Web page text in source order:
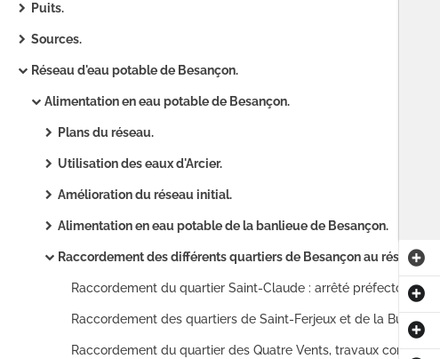
Puits.
Sources.
Réseau d'eau potable de Besançon.
Alimentation en eau potable de Besançon.
Plans du réseau.
Utilisation des eaux d'Arcier.
Amélioration du réseau initial.
Alimentation en eau potable de la banlieue de Besançon.
Raccordement des différents quartiers de Besançon au réseau d'eau potable.
Raccordement du quartier Saint-Claude : arrêté préfectoral, délibérations du conseil municipal, procès-verbal d'adjudication, actes d'engagement, rapports, pétitions, attestations, plan général, affiches, correspondance.
Raccordement des quartiers de Saint-Ferjeux et de la Butte, fourniture de tuyaux en fonte : cahier des charges, avant-métré, détail estimatif, factures, plans, correspondance (1876-1877) ; travaux d'ouverture de tranchées, de pose de tuyaux, de fontainerie et de robinetterie : rapport, devis, cahier des charges, avant-métré, bordereau des prix, soumissions, états des dépenses, certificats de paiement, notes (1876-1877).
Raccordement du quartier des Quatre Vents, travaux complémentaires : devis, correspondance (1928) ; propositions émanant de différentes sociétés : prospectus, correspondance (1930-1932).